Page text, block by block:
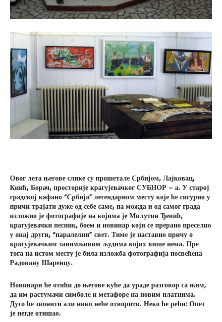
Овог лета његове слике су прошетале Србијом, Лајковац,
Кнић, Борач, просторије крагујевачког СУБНОР – а. У старој
градској кафано “Србија” легендарном месту које ће сигурно у
причи трајати дуже од себе саме, па можда и од самог града
изложио је фотографије на којима је Милутин Ђевић,
крагујевачки песник, боем и новинар који се прерано преселио
у онај други, “паралелни” свет. Тиме је наставио причу о
крагујевачким занимљивим људима којих више нема. Пре
тога на истом месту је била изложба фотографија посвећена
Радовану Шаренцу.
Новинари ће отићи до његове куће да ураде разговор са њим,
да им растумачи симболе и метафоре на новим платнима.
Дуго ће звонити али нико неће отворити. Неко ће рећи: Опет
је негде отишао.